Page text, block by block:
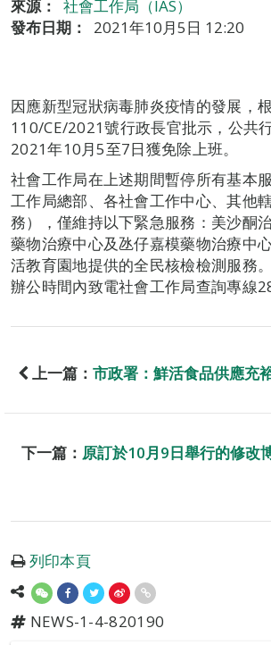
來源：
社會工作局（IAS）
發布日期：
2021年10月5日 12:20
因應新型冠狀病毒肺炎疫情的發展，
110/CE/2021號行政長官批示，公共
2021年10月5至7日獲免除上班。
社會工作局在上述期間暫停所有基本
工作局總部、各社會工作中心、其他
務），僅維持以下緊急服務：美沙酮
藥物治療中心及氹仔嘉模藥物治療中
活教育園地提供的全民核檢檢測服務
辦公時間內致電社會工作局查詢專線
上一篇： 市政署：鮮活食品供應充
下一篇： 原訂於10月9日舉行的修改
列印本頁
NEWS-1-4-820190